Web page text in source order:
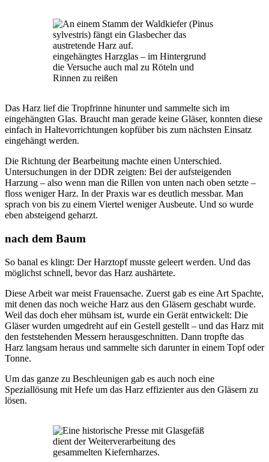
eingehängtes Harzglas – im Hintergrund
die Versuche auch mal zu Röteln und
Rinnen zu reißen
Das Harz lief die Tropfrinne hinunter und sammelte sich im
eingehängten Glas. Braucht man gerade keine Gläser, konnten diese
einfach in Haltevorrichtungen kopfüber bis zum nächsten Einsatz
eingehängt werden.
Die Richtung der Bearbeitung machte einen Unterschied.
Untersuchungen in der DDR zeigten: Bei der aufsteigenden
Harzung – also wenn man die Rillen von unten nach oben setzte –
floss weniger Harz. In der Praxis war es deutlich messbar. Man
sprach von bis zu einem Viertel weniger Ausbeute. Und so wurde
eben absteigend geharzt.
nach dem Baum
So banal es klingt: Der Harztopf musste geleert werden. Und das
möglichst schnell, bevor das Harz aushärtete.
Diese Arbeit war meist Frauensache. Zuerst gab es eine Art Spachte,
mit denen das noch weiche Harz aus den Gläsern geschabt wurde.
Weil das doch eher mühsam ist, wurde ein Gerät entwickelt: Die
Gläser wurden umgedreht auf ein Gestell gestellt – und das Harz mit
den feststehenden Messern herausgeschnitten. Dann tropfte das
Harz langsam heraus und sammelte sich darunter in einem Topf oder
Tonne.
Um das ganze zu Beschleunigen gab es auch noch eine
Speziallösung mit Hefe um das Harz effizienter aus den Gläsern zu
lösen.